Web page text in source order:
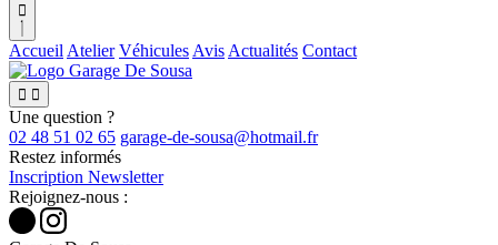

Accueil Atelier Véhicules Avis Actualités Contact
 
Une question ?
02 48 51 02 65
Restez informés
Inscription Newsletter
Rejoignez-nous :